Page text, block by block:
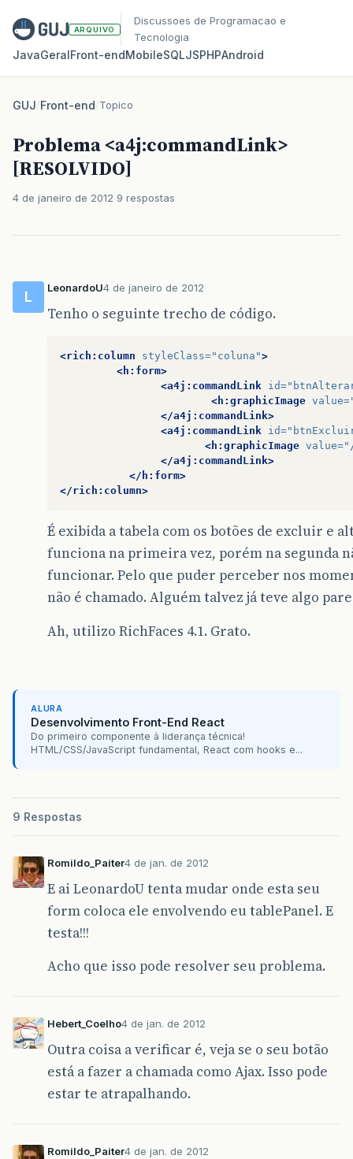
ARQUIVO
Discussoes de Programacao e
Tecnologia
JavaGeralFront‑endMobileSQLJSPHPAndroid
GUJ/Front-end/Topico
Problema <a4j:commandLink>
[RESOLVIDO]
4 de janeiro de 2012 9 respostas
L
LeonardoU4 de janeiro de 2012
Tenho o seguinte trecho de código.
<rich:column styleClass="coluna">
<h:form>
<a4j:commandLink id=
<h:graphicImage value=
</a4j:commandLink>
<a4j:commandLink id=
<h:graphicImage value=
</a4j:commandLink>
</h:form>
</rich:column>
É exibida a tabela com os botões de excluir e
funciona na primeira vez, porém na segunda
funcionar. Pelo que puder perceber nos
não é chamado. Alguém talvez já teve algo
Ah, utilizo RichFaces 4.1. Grato.
ALURA
Desenvolvimento Front-End React
Do primeiro componente à liderança técnica!
HTML/CSS/JavaScript fundamental, React com hooks e...
9 Respostas
Romildo_Paiter4 de jan. de 2012
E ai LeonardoU tenta mudar onde esta seu
form coloca ele envolvendo eu tablePanel. E
testa!!!
Acho que isso pode resolver seu problema.
Hebert_Coelho4 de jan. de 2012
Outra coisa a verificar é, veja se o seu botão
está a fazer a chamada como Ajax. Isso pode
estar te atrapalhando.
Romildo_Paiter4 de jan. de 2012